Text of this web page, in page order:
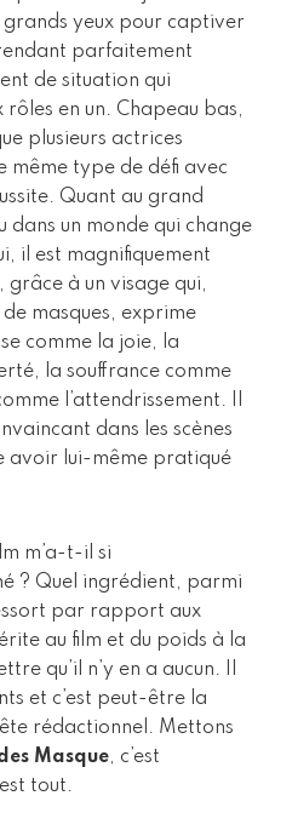
grands yeux pour captiver
parfaitement
de situation qui
rôles en un. Chapeau bas,
plusieurs actrices
même type de défi avec
Quant au grand
un monde qui change
il est magnifiquement
à un visage qui,
de masques, exprime
comme la joie, la
la souffrance comme
l’attendrissement. Il
dans les scènes
avoir lui-même pratiqué
m’a-t-il si
? Quel ingrédient, parmi
par rapport aux
au film et du poids à la
qu’il n’y en a aucun. Il
et c’est peut-être la
rédactionnel. Mettons
Masque, c’est
tout.